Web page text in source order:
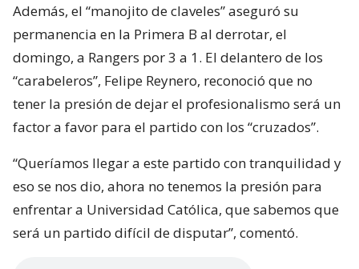
Además, el “manojito de claveles” aseguró su
permanencia en la Primera B al derrotar, el
domingo, a Rangers por 3 a 1. El delantero de los
“carabeleros”, Felipe Reynero, reconoció que no
tener la presión de dejar el profesionalismo será un
factor a favor para el partido con los “cruzados”.
“Queríamos llegar a este partido con tranquilidad y
eso se nos dio, ahora no tenemos la presión para
enfrentar a Universidad Católica, que sabemos que
será un partido difícil de disputar”, comentó.